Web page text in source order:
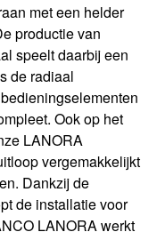
met een helder
productie van
speelt daarbij een
de radiaal
Ook op het
LANORA
vergemakkelijkt
Dankzij de
de installatie voor
LANORA werkt